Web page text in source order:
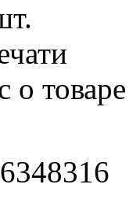
о товаре